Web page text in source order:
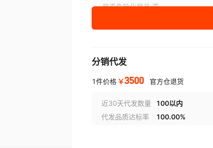
是否危险化学品:否
¥3500 库存 1000
分销代发
1件价格 ￥3500 官方仓退货
近30天代发数量 100以内
代发品质达标率
100.00%